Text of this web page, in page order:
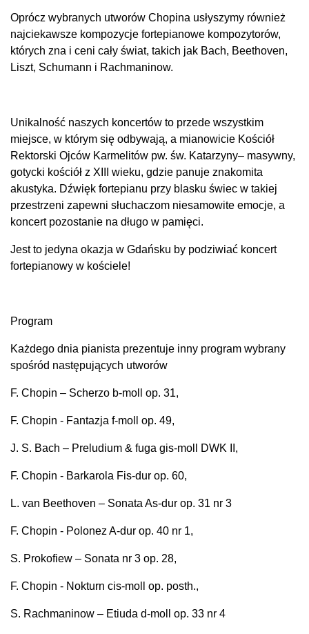
Oprócz wybranych utworów Chopina usłyszymy również
najciekawsze kompozycje fortepianowe kompozytorów,
których zna i ceni cały świat, takich jak Bach, Beethoven,
Liszt, Schumann i Rachmaninow.
Unikalność naszych koncertów to przede wszystkim
miejsce, w którym się odbywają, a mianowicie Kościół
Rektorski Ojców Karmelitów pw. św. Katarzyny– masywny,
gotycki kościół z XIII wieku, gdzie panuje znakomita
akustyka. Dźwięk fortepianu przy blasku świec w takiej
przestrzeni zapewni słuchaczom niesamowite emocje, a
koncert pozostanie na długo w pamięci.
Jest to jedyna okazja w Gdańsku by podziwiać koncert
fortepianowy w kościele!
Program
Każdego dnia pianista prezentuje inny program wybrany
spośród następujących utworów
F. Chopin – Scherzo b-moll op. 31,
F. Chopin - Fantazja f-moll op. 49,
J. S. Bach – Preludium & fuga gis-moll DWK II,
F. Chopin - Barkarola Fis-dur op. 60,
L. van Beethoven – Sonata As-dur op. 31 nr 3
F. Chopin - Polonez A-dur op. 40 nr 1,
S. Prokofiew – Sonata nr 3 op. 28,
F. Chopin - Nokturn cis-moll op. posth.,
S. Rachmaninow – Etiuda d-moll op. 33 nr 4